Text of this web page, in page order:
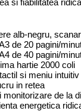
si fiabilitatea
alb-negru,
de 20 pagini/
de 40 pagini/
hartie 2000 coli
si meniu intuitiv
in retea
monitorizare de la
energetica